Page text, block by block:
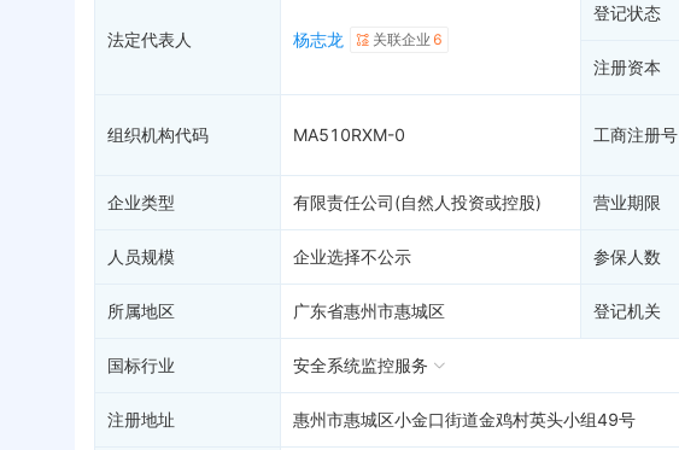
财务数据
法定代表人 杨志龙 关联企业 6
登记状态
注册资本
组织机构代码 MA510RXM-0 工商注册号
企业类型 有限责任公司(自然人投资或控股) 营业期限
人员规模 企业选择不公示 参保人数
所属地区 广东省惠州市惠城区 登记机关
国标行业 安全系统监控服务
注册地址 惠州市惠城区小金口街道金鸡村英头小组49号